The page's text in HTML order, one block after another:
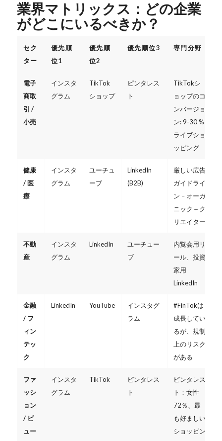
業界マトリックス：どの企業
がどこにいるべきか？
セク
ター
優先順
位1
優先順
位2
優先順位3 専門分野
電子
商取
引 /
小売
インスタ
グラム
TikTok
ショップ
ピンタレス
ト
TikTokシ
ョップのコ
ンバージョ
ン: 9-30 %
ライブショ
ッピング
健康
/ 医
療
インスタ
グラム
ユーチュ
ーブ
LinkedIn
(B2B)
厳しい広告
ガイドライ
ン – オーガ
ニック＋ク
リエイター
不動
産
インスタ
グラム
LinkedIn
ユーチュー
ブ
内覧会用リ
ール、投資
家用
LinkedIn
金融
/ フ
ィン
テッ
ク
LinkedIn YouTube
インスタグ
ラム
#FinTokは
成長してい
るが、規制
上のリスク
がある
ファ
ッシ
ョン
/ ビ
ュー
インスタ
グラム
TikTok
ピンタレス
ト
ピンタレス
ト：女性
72％、最
も好ましい
ショッピン